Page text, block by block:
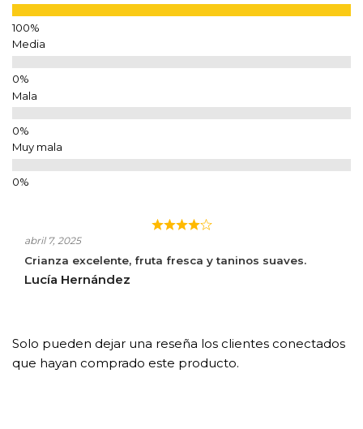
Media
Mala
Muy mala
abril 7, 2025
Crianza excelente, fruta fresca y taninos suaves.
Lucía Hernández
Solo pueden dejar una reseña los clientes conectados
que hayan comprado este producto.